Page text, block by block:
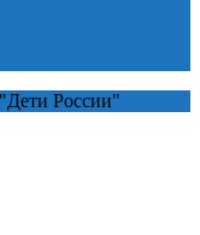
России"